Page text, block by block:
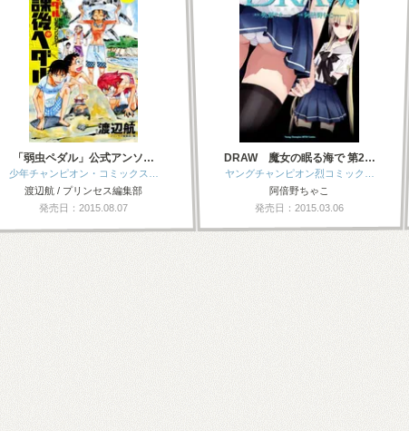
「弱虫ペダル」公式アンソ…
少年チャンピオン・コミックス…
渡辺航 / プリンセス編集部
発売日：2015.08.07
DRAW 魔女の眠る海で 第2…
ヤングチャンピオン烈コミック…
阿倍野ちゃこ
発売日：2015.03.06